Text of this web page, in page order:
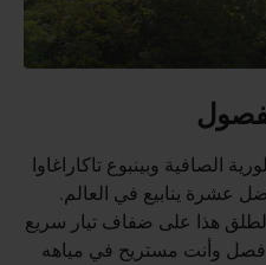
الصافية وبينبوع تاكاراغاوا
عشرة ينابيع في العالم.
الطلق هذا على ضفاف تيار سريع
فصل وأنت مستريح في مياهه